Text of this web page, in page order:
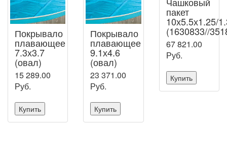
Покрывало
плавающее
7.3х3.7
(овал)
15 289.00
Руб.
Купить
Покрывало
плавающее
9.1х4.6
(овал)
23 371.00
Руб.
Купить
пакет
10х5.5х1.25/
(1630833//
67 821.00
Руб.
Купить